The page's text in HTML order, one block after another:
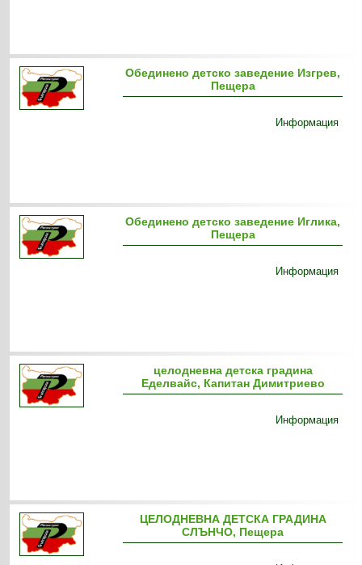
Обединено детско заведение Изгрев,
Пещера
Информация
Обединено детско заведение Иглика,
Пещера
Информация
целодневна детска градина
Еделвайс, Капитан Димитриево
Информация
ЦЕЛОДНЕВНА ДЕТСКА ГРАДИНА
СЛЪНЧО, Пещера